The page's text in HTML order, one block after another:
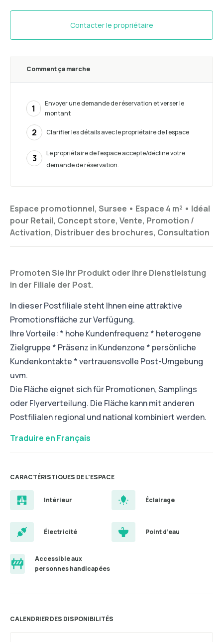
Espace promotionnel, Sursee • Espace 4 m² • Idéal
pour Retail, Concept store, Vente, Promotion /
Activation, Distribuer des brochures, Consultation
Promoten Sie Ihr Produkt oder Ihre Dienstleistung
in der Filiale der Post.
In dieser Postfiliale steht Ihnen eine attraktive
Promotionsfläche zur Verfügung.
Ihre Vorteile: * hohe Kundenfrequenz * heterogene
Zielgruppe * Präsenz in Kundenzone * persönliche
Kundenkontakte * vertrauensvolle Post-Umgebung
uvm.
Die Fläche eignet sich für Promotionen, Samplings
oder Flyerverteilung. Die Fläche kann mit anderen
Postfilialen regional und national kombiniert werden.
Traduire en Français
CARACTÉRISTIQUES DE L'ESPACE
Intérieur Éclairage
Électricité Point d’eau
Accessible aux
personnes handicapées
CALENDRIER DES DISPONIBILITÉS
Contacter le propriétaire
Comment ça marche
1
Envoyer une demande de réservation et verser le
montant
2 Clarifier les détails avec le propriétaire de l'espace
3
Le propriétaire de l'espace accepte/décline votre
demande de réservation.